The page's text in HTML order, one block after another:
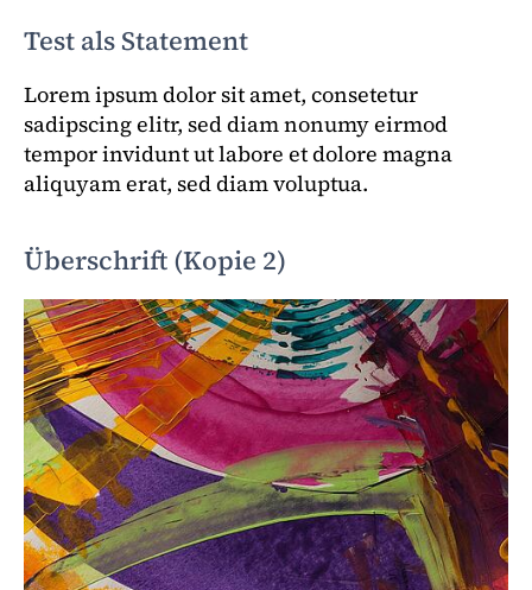
Test als Statement
Lorem ipsum dolor sit amet, consetetur
sadipscing elitr, sed diam nonumy eirmod
tempor invidunt ut labore et dolore magna
aliquyam erat, sed diam voluptua.
Überschrift (Kopie 2)